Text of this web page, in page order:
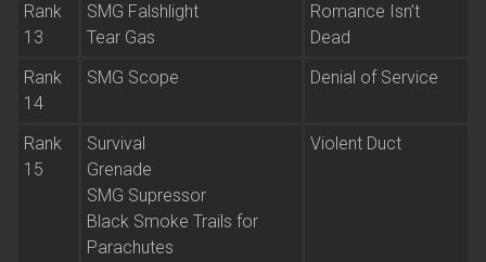
Rank
13
SMG Falshlight
Tear Gas
Romance Isn’t
Dead
Rank
14
SMG Scope Denial of Service
Rank
15
Survival
Grenade
SMG Supressor
Black Smoke Trails for
Parachutes
Violent Duct